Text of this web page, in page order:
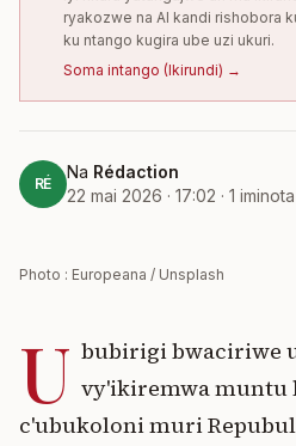
ryakozwe na AI kandi rishobora
ku ntango kugira ube uzi ukuri.
Soma intango (Ikirundi) →
RÉ
Na Rédaction
22 mai 2026 · 17:02 · 1
Photo : Europeana / Unsplash
U bubirigi bwaciriwe
vy'ikiremwa muntu
c'ubukoloni muri